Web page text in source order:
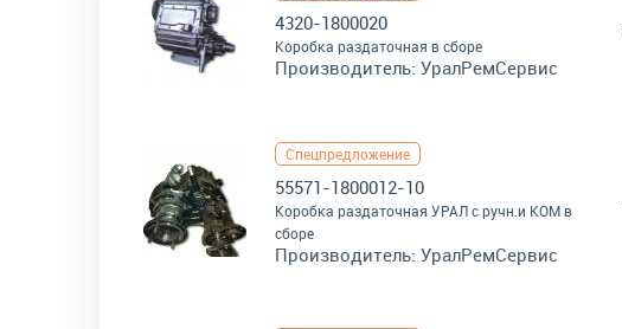
4320-1800020
Коробка раздаточная в сборе
Производитель: УралРемСервис
Спецпредложение
55571-1800012-10
Коробка раздаточная УРАЛ с ручн.и КОМ в
сборе
Производитель: УралРемСервис